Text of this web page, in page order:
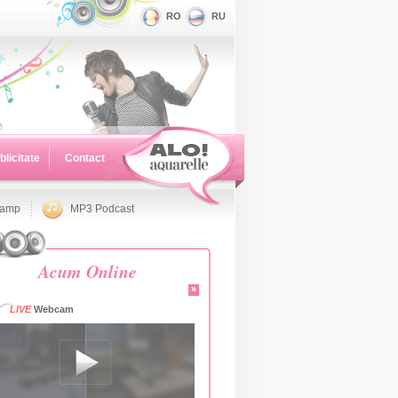
RO RU
Contact
MP3 Podcast
Acum Online
»
LIVEWebcam